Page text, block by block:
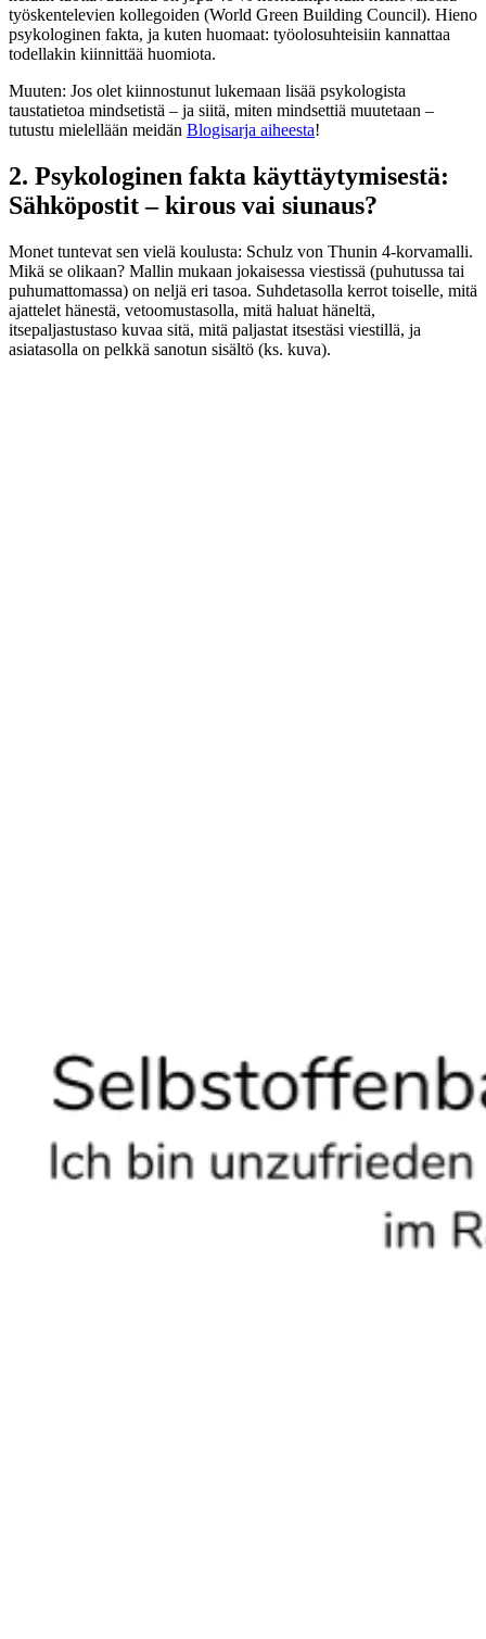
työskentelevien kollegoiden (World Green Building Council). Hieno
psykologinen fakta, ja kuten huomaat: työolosuhteisiin kannattaa
todellakin kiinnittää huomiota.
Muuten: Jos olet kiinnostunut lukemaan lisää psykologista
taustatietoa mindsetistä – ja siitä, miten mindsettiä muutetaan –
tutustu mielellään meidän Blogisarja aiheesta!
2. Psykologinen fakta käyttäytymisestä:
Sähköpostit – kirous vai siunaus?
Monet tuntevat sen vielä koulusta: Schulz von Thunin 4-korvamalli.
Mikä se olikaan? Mallin mukaan jokaisessa viestissä (puhutussa tai
puhumattomassa) on neljä eri tasoa. Suhdetasolla kerrot toiselle, mitä
ajattelet hänestä, vetoomustasolla, mitä haluat häneltä,
itsepaljastustaso kuvaa sitä, mitä paljastat itsestäsi viestillä, ja
asiatasolla on pelkkä sanotun sisältö (ks. kuva).